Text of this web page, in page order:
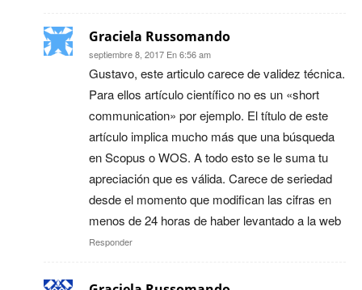
Graciela Russomando
septiembre 8, 2017 En 6:56 am
Gustavo, este articulo carece de validez técnica.
Para ellos artículo científico no es un «short
communication» por ejemplo. El título de este
artículo implica mucho más que una búsqueda
en Scopus o WOS. A todo esto se le suma tu
apreciación que es válida. Carece de seriedad
desde el momento que modifican las cifras en
menos de 24 horas de haber levantado a la web
Responder